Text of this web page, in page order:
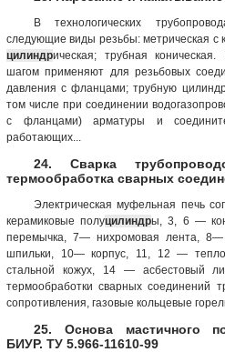
В технологических
следующие виды резьбы: метрическая с
цилиндрическая; трубная
шагом применяют для резьбовых
давления с фланцами; трубную
том числе при соединении
с фланцами) арматуры и
работающих...
24. Сварка
термообработка сварных
Электрическая муфельная печь
керамиковые полуцилиндры, 3, 6 —
перемычка, 7— нихромовая лента,
шпильки, 10— корпус, 11, 12 —
стальной кожух, 14 — асбестовый
термообработки сварных соединений
сопротивления, газовые кольцевые
25. Основа мастичного
БИУР. ТУ 5.966-11610-99